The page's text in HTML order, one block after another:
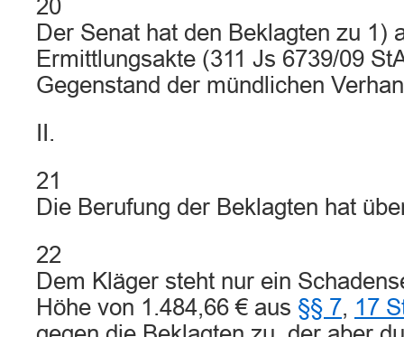
20
Der Senat hat den Beklagten zu 1)
Ermittlungsakte (311 Js 6739/09
Gegenstand der mündlichen
II.
21
Die Berufung der Beklagten hat
22
Dem Kläger steht nur ein
Höhe von 1.484,66 € aus §§ 7, 17